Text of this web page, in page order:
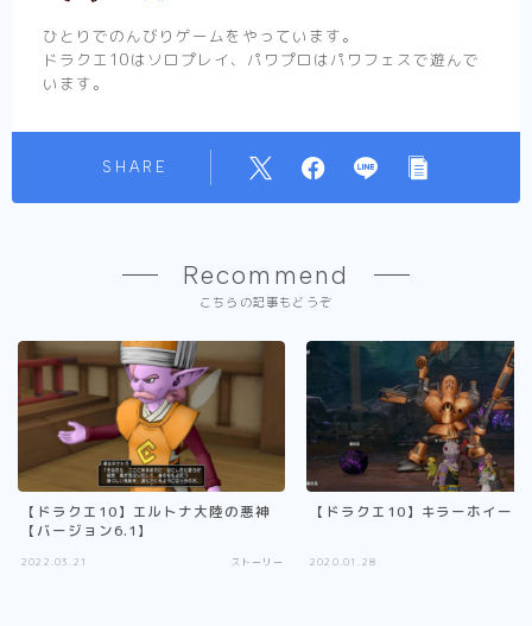
ひとりでのんびりゲームをやっています。
ドラクエ10はソロプレイ、パワプロはパワフェスで遊んで
います。
SHARE
Recommend
こちらの記事もどうぞ
【ドラクエ10】エルトナ大陸の悪神
【バージョン6.1】
2022.03.21 ストーリー
【ドラクエ10】キラーホイール
2020.01.28